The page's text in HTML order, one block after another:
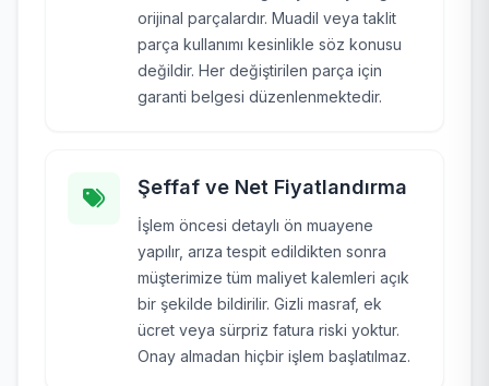
orijinal parçalardır. Muadil veya taklit
parça kullanımı kesinlikle söz konusu
değildir. Her değiştirilen parça için
garanti belgesi düzenlenmektedir.
Şeffaf ve Net Fiyatlandırma
İşlem öncesi detaylı ön muayene
yapılır, arıza tespit edildikten sonra
müşterimize tüm maliyet kalemleri açık
bir şekilde bildirilir. Gizli masraf, ek
ücret veya sürpriz fatura riski yoktur.
Onay almadan hiçbir işlem başlatılmaz.